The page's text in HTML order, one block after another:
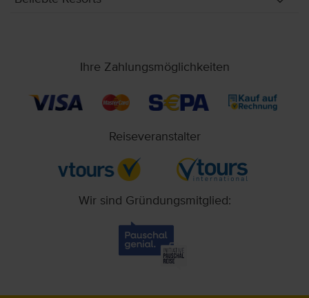
Ihre Zahlungsmöglichkeiten
Reiseveranstalter
Wir sind Gründungsmitglied: